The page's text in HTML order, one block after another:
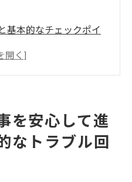
基本的なチェックポイ
期せぬ事態への即応策
のコミュニケーション
を安心して進
なトラブル回